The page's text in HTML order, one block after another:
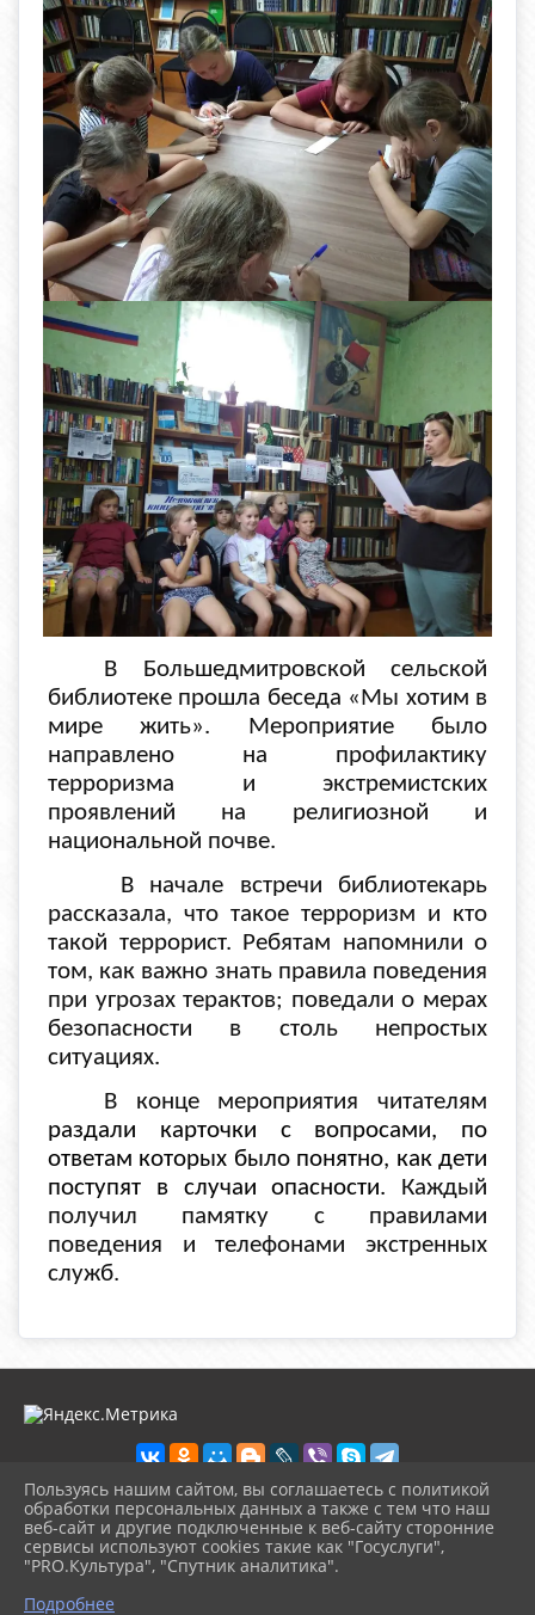
В Большедмитровской сельской
библиотеке прошла беседа «Мы хотим в
мире жить». Мероприятие было
направлено на профилактику
терроризма и экстремистских
проявлений на религиозной и
национальной почве.
В начале встречи библиотекарь
рассказала, что такое терроризм и кто
такой террорист. Ребятам напомнили о
том, как важно знать правила поведения
при угрозах терактов; поведали о мерах
безопасности в столь непростых
ситуациях.
В конце мероприятия читателям
раздали карточки с вопросами, по
ответам которых было понятно, как дети
поступят в случаи опасности. Каждый
получил памятку с правилами
поведения и телефонами экстренных
служб.
2026 г. biblioteka-city.ru
Вход
Карта сайта
Политика обработки персональных данных
Пользуясь нашим сайтом, вы соглашаетесь с политикой
обработки персональных данных а также с тем что наш
веб-сайт и другие подключенные к веб-сайту сторонние
сервисы используют cookies такие как "Госуслуги",
"PRO.Культура", "Спутник аналитика".
Подробнее